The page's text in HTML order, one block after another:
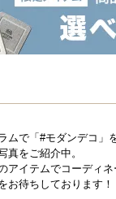
まな場所
ムで「#モダンデコ」
真をご紹介中。
アイテムでコーディ
お待ちしております！